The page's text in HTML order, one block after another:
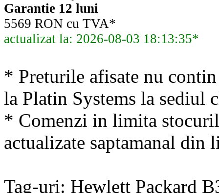
Garantie 12 luni
5569 RON cu TVA*
actualizat la: 2026-08-03 18:13:35*
* Preturile afisate nu
la Platin Systems la sediul
* Comenzi in limita
actualizate saptamanal
Tag-uri: Hewlett Packard